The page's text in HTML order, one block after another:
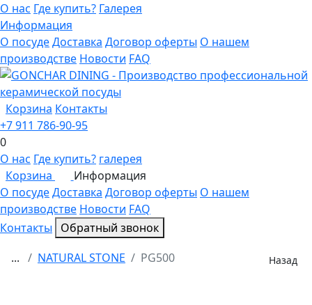
О нас Где купить? Галерея
Информация
О посудеДоставка Договор оферты О нашем
производстве Новости FAQ
Корзина Контакты
+7 911 786-90-95
0
О нас Где купить? галерея
Корзина
Информация
О посудеДоставка Договор оферты О нашем
производстве Новости FAQ
Контакты
Обратный звонок
...
NATURAL STONE PG500 Назад